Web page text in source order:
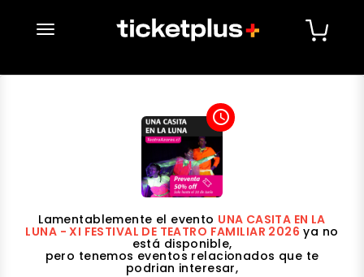
desplegar navegación
access_time
Lamentablemente el evento UNA CASITA EN LA
LUNA - XI FESTIVAL DE TEATRO FAMILIAR 2026 ya no
está disponible,
pero tenemos eventos relacionados que te
podrian interesar,